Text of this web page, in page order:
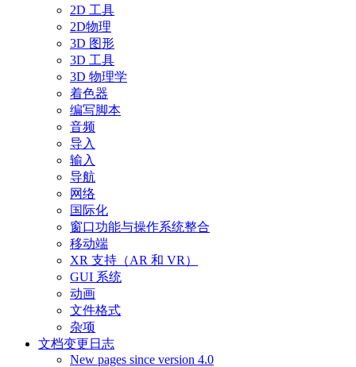
2D 工具
2D物理
3D 图形
3D 工具
3D 物理学
着色器
编写脚本
音频
导入
输入
导航
网络
国际化
窗口功能与操作系统整合
移动端
XR 支持（AR 和 VR）
GUI 系统
动画
文件格式
杂项
文档变更日志
New pages since version 4.0